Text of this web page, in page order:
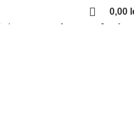
0,00
Arany szinu fogantyuk